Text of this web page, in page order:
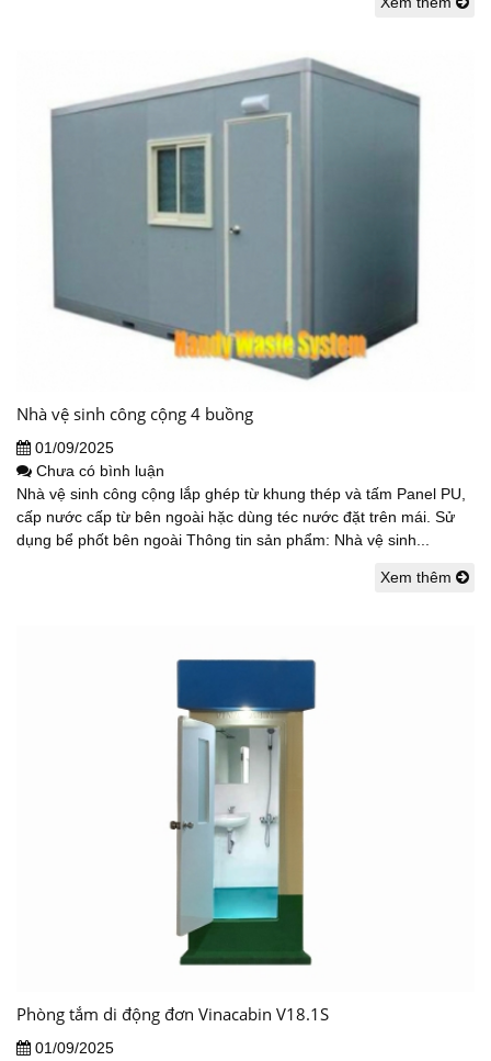
Nhà vệ sinh công cộng 4 buồng
01/09/2025
Chưa có bình luận
Nhà vệ sinh công cộng lắp ghép từ khung thép và tấm Panel PU,
cấp nước cấp từ bên ngoài hặc dùng téc nước đặt trên mái. Sử
dụng bể phốt bên ngoài Thông tin sản phẩm: Nhà vệ sinh...
Xem thêm
Phòng tắm di động đơn Vinacabin V18.1S
01/09/2025